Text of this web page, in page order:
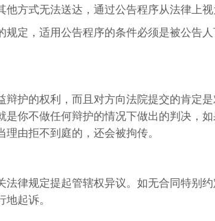
方式无法送达，通过公告程序从法律上视
规定，适用公告程序的条件必须是被公告
辩护的权利，而且对方向法院提交的肯定
你不做任何辩护的情况下做出的判决，
由拒不到庭的，还会被拘传。
法律规定提起管辖权异议。如无合同特别
起诉。